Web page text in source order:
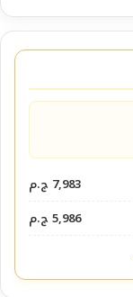
7,983 ج.م
5,986 ج.م